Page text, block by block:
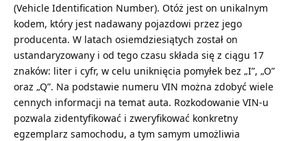
(Vehicle Identification Number). Otóż jest on unikalnym
kodem, który jest nadawany pojazdowi przez jego
producenta. W latach osiemdziesiątych został on
ustandaryzowany i od tego czasu składa się z ciągu 17
znaków: liter i cyfr, w celu uniknięcia pomyłek bez „I”, „O”
oraz „Q”. Na podstawie numeru VIN można zdobyć wiele
cennych informacji na temat auta. Rozkodowanie VIN-u
pozwala zidentyfikować i zweryfikować konkretny
egzemplarz samochodu, a tym samym umożliwia